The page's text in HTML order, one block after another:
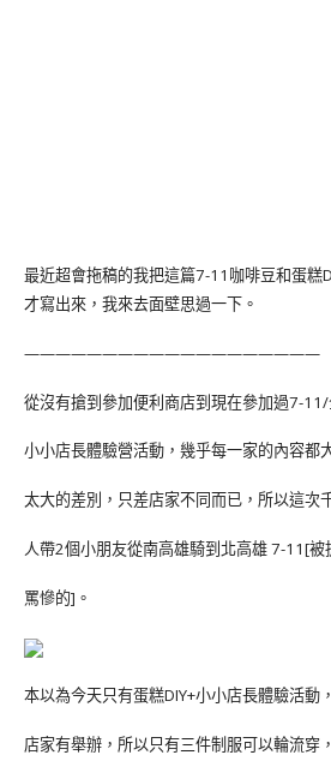
最近超會拖稿的我把這篇7-11咖啡豆和蛋糕
才寫出來，我來去面壁思過一下。
———————————————————
從沒有搶到參加便利商店到現在參加過7-
小小店長體驗營活動，幾乎每一家的內容都
太大的差別，只差店家不同而已，所以這次
人帶2個小朋友從南高雄騎到北高雄 7-11[被
罵慘的]。
本以為今天只有蛋糕DIY+小小店長體驗活動
店家有舉辦，所以只有三件制服可以輪流穿